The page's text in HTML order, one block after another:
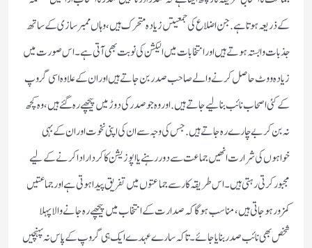
كے ذریعہ ہوتا ہے. جن اضلاع كی جمعیتں زیادہ متحرك ہیں‏، وہاں ممبر سازی كے ساتھ
جذبات وابستہ ہوتے ہیں اور انتخابات میں الیكشن كی نوبت بھی آتی ہے۔ اس صورت میں
زیادہ ووٹ حاصل كرنےوالے صاحب صدر بن جاتے ہیں اور ان كے علاوہ اسی گروپ
كے كئی اصحاب نائب بنالیے جاتے ہیں. اور وہ جو صدر كی دوڑ میں پیچھے رہ گئے ہیں‏، وہ كچھ
نہ بن كر بے چارے رہ جاتے ہیں. جس كی وجہ سے ان كی اپنی نخوت اور ان كے بہی
خواہوں كی شرارت انھیں جماعت سے دور رہنے یا اپوزیشن كا كردار ادا كرنے كے لیے
مجبور كرتی رہتی ہیں۔ اس طریقہ كار سے جماعتوں میں تفریق پیدا ہوتی ہے اور جماعتیں
كمزور ہوجاتی ہیں ‏، مناسب ہوگا كہ صدارت كے انتخاب میں پیچھے رہ جانے والا پہلا
شخص بھی نائب صدر بنایا جائے۔ تاكہ سارے عہدے ایك ہی گروپ كے پاس نہ پہنچیں‏